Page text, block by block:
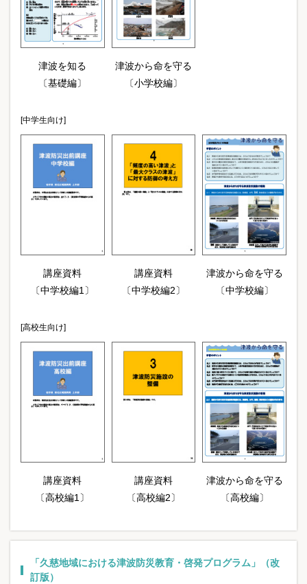
津波を知る
〔基礎編〕
津波から命を守る
〔小学校編〕
[中学生向け]
講座資料
〔中学校編1〕
講座資料
〔中学校編2〕
津波から命を守る
〔中学校編〕
[高校生向け]
講座資料
〔高校編1〕
講座資料
〔高校編2〕
津波から命を守る
〔高校編〕
「久慈地域における津波防災教育・啓発プログラム」（改
訂版）